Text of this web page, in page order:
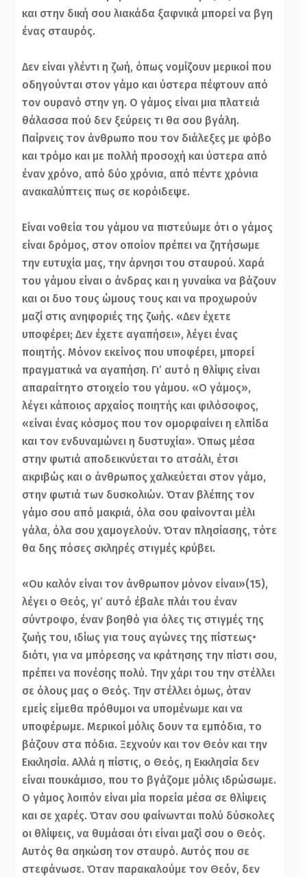
και στην δική σου λιακάδα ξαφνικά μπορεί να βγη
ένας σταυρός.
Δεν είναι γλέντι η ζωή, όπως νομίζουν μερικοί που
οδηγούνται στον γάμο και ύστερα πέφτουν από
τον ουρανό στην γη. Ο γάμος είναι μια πλατειά
θάλασσα πού δεν ξεύρεις τι θα σου βγάλη.
Παίρνεις τον άνθρωπο που τον διάλεξες με φόβο
και τρόμο και με πολλή προσοχή και ύστερα από
έναν χρόνο, από δύο χρόνια, από πέντε χρόνια
ανακαλύπτεις πως σε κορόιδεψε.
Είναι νοθεία του γάμου να πιστεύωμε ότι ο γάμος
είναι δρόμος, στον οποίον πρέπει να ζητήσωμε
την ευτυχία μας, την άρνησι του σταυρού. Χαρά
του γάμου είναι ο άνδρας και η γυναίκα να βάζουν
και οι δυο τους ώμους τους και να προχωρούν
μαζί στις ανηφοριές της ζωής. «Δεν έχετε
υποφέρει; Δεν έχετε αγαπήσει», λέγει ένας
ποιητής. Μόνον εκείνος που υποφέρει, μπορεί
πραγματικά να αγαπήση. Γι’ αυτό η θλίψις είναι
απαραίτητο στοιχείο του γάμου. «Ο γάμος»,
λέγει κάποιος αρχαίος ποιητής και φιλόσοφος,
«είναι ένας κόσμος που τον ομορφαίνει η ελπίδα
και τον ενδυναμώνει η δυστυχία». Όπως μέσα
στην φωτιά αποδεικνύεται το ατσάλι, έτσι
ακριβώς και ο άνθρωπος χαλκεύεται στον γάμο,
στην φωτιά των δυσκολιών. Όταν βλέπης τον
γάμο σου από μακριά, όλα σου φαίνονται μέλι
γάλα, όλα σου χαμογελούν. Όταν πλησίασης, τότε
θα δης πόσες σκληρές στιγμές κρύβει.
«Ου καλόν είναι τον άνθρωπον μόνον είναι»(15),
λέγει ο Θεός, γι’ αυτό έβαλε πλάι του έναν
σύντροφο, έναν βοηθό για όλες τις στιγμές της
ζωής του, ιδίως για τους αγώνες της πίστεως•
διότι, για να μπόρεσης να κράτησης την πίστι σου,
πρέπει να πονέσης πολύ. Την χάρι του την στέλλει
σε όλους μας ο Θεός. Την στέλλει όμως, όταν
εμείς είμεθα πρόθυμοι να υπομένωμε και να
υποφέρωμε. Μερικοί μόλις δουν τα εμπόδια, το
βάζουν στα πόδια. Ξεχνούν και τον Θεόν και την
Εκκλησία. Αλλά η πίστις, ο Θεός, η Εκκλησία δεν
είναι πουκάμισο, που το βγάζομε μόλις ιδρώσωμε.
Ο γάμος λοιπόν είναι μία πορεία μέσα σε θλίψεις
και σε χαρές. Όταν σου φαίνωνται πολύ δύσκολες
οι θλίψεις, να θυμάσαι ότι είναι μαζί σου ο Θεός.
Αυτός θα σηκώση τον σταυρό. Αυτός που σε
στεφάνωσε. Όταν παρακαλούμε τον Θεόν, δεν